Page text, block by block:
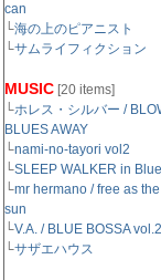
can
└海の上のピアニスト
└サムライフィクション
MUSIC [20 items]
└ホレス・シルバー /
BLUES AWAY
└nami-no-tayori vol2
└SLEEP WALKER in
└mr hermano / free as
sun
└V.A. / BLUE BOSSA vol.2
└サザエハウス